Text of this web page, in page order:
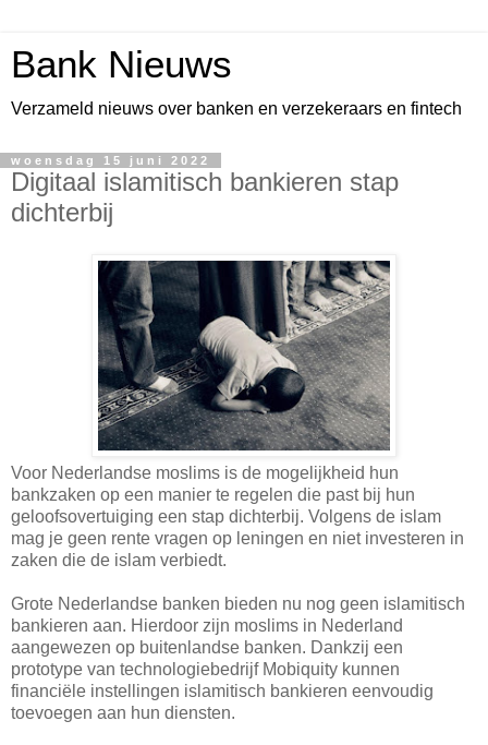
Bank Nieuws
Verzameld nieuws over banken en verzekeraars en fintech
woensdag 15 juni 2022
Digitaal islamitisch bankieren stap
dichterbij
Voor Nederlandse moslims is de mogelijkheid hun
bankzaken op een manier te regelen die past bij hun
geloofsovertuiging een stap dichterbij. Volgens de islam
mag je geen rente vragen op leningen en niet investeren in
zaken die de islam verbiedt.
Grote Nederlandse banken bieden nu nog geen islamitisch
bankieren aan. Hierdoor zijn moslims in Nederland
aangewezen op buitenlandse banken. Dankzij een
prototype van technologiebedrijf Mobiquity kunnen
financiële instellingen islamitisch bankieren eenvoudig
toevoegen aan hun diensten.